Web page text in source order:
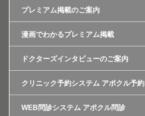
プレミアム掲載のご案内
漫画でわかるプレミアム掲載
ドクターズインタビューのご案内
クリニック予約システム アポクル予約
WEB問診システム アポクル問診